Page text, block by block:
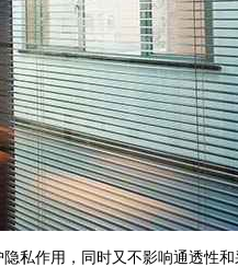
私作用，同时又不影响通透性